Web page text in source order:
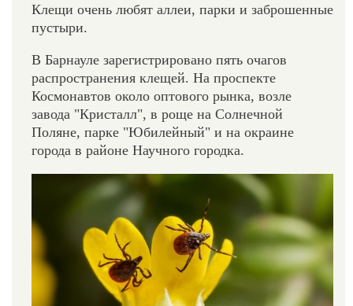
Клещи очень любят аллеи, парки и заброшенные
пустыри.
В Барнауле зарегистрировано пять очагов
распространения клещей. На проспекте
Космонавтов около оптового рынка, возле
завода "Кристалл", в роще на Солнечной
Поляне, парке "Юбилейный" и на окраине
города в районе Научного городка.